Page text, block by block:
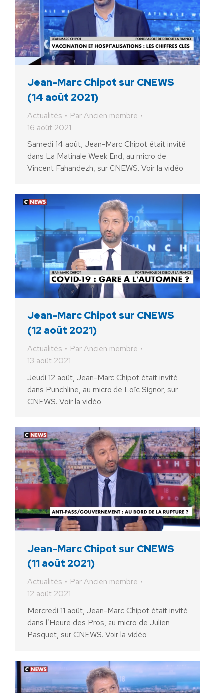
Jean-Marc Chipot sur CNEWS
(14 août 2021)
Actualités ParAncien membre
16 août 2021
Samedi 14 août, Jean-Marc Chipot était invité
dans La Matinale Week End, au micro de
Vincent Fahandezh, sur CNEWS. Voir la vidéo
Jean-Marc Chipot sur CNEWS
(12 août 2021)
Actualités ParAncien membre
13 août 2021
Jeudi 12 août, Jean-Marc Chipot était invité
dans Punchline, au micro de Loïc Signor, sur
CNEWS. Voir la vidéo
Jean-Marc Chipot sur CNEWS
(11 août 2021)
Actualités ParAncien membre
12 août 2021
Mercredi 11 août, Jean-Marc Chipot était invité
dans l’Heure des Pros, au micro de Julien
Pasquet, sur CNEWS. Voir la vidéo